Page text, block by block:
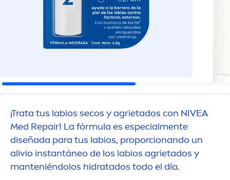
¡Trata tus labios secos y agrietados con NIVEA
Med Repair! La fórmula es especialmente
diseñada para tus labios, proporcionando un
alivio instantáneo de los labios agrietados y
manteniéndolos hidratados todo el día.